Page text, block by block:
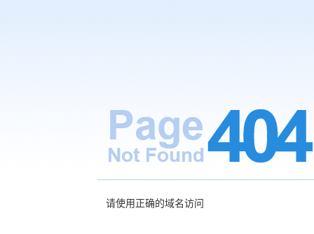
请使用正确的域名访问